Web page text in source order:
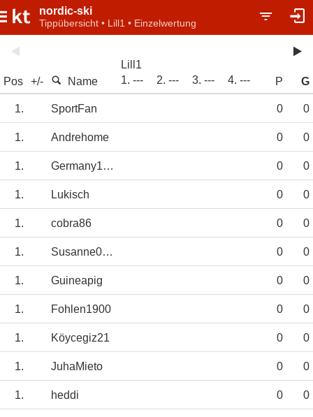
nordic-ski
Tippübersicht • Lill1 • Einzelwertung
Pos +/- Name
Lill1
1. ---
2. --- 3. --- 4. --- P G
1. SportFan 0 0
1. Andrehome 0 0
1. Germany1996 0 0
1. Lukisch 0 0
1. cobra86 0 0
1. Susanne011064 0 0
1. Guineapig 0 0
1. Fohlen1900 0 0
1. Köycegiz21 0 0
1. JuhaMieto 0 0
1. heddi 0 0